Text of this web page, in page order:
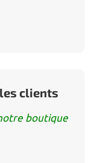
clients
boutique